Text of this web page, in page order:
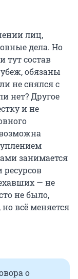
лиц,
дела. Но
тут состав
обязаны
не снялся с
нет? Другое
и не
занимается
— не
не было,
всё меняется
о